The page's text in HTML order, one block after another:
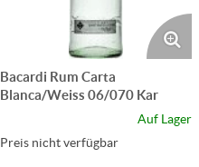
Bacardi Rum Carta
Blanca/Weiss 06/070 Kar
Auf Lager
Preis nicht verfügbar